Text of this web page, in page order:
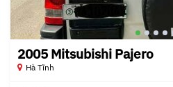
2005 Mitsubishi Pajero
Hà Tĩnh